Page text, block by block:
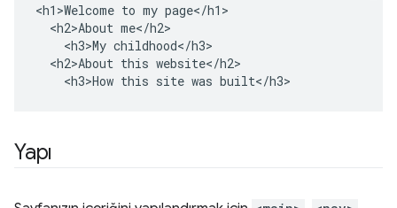
<h1>Welcome to my page</h1>
  <h2>About me</h2>
    <h3>My childhood</h3>
  <h2>About this website</h2>
    <h3>How this site was built</h3>
Yapı